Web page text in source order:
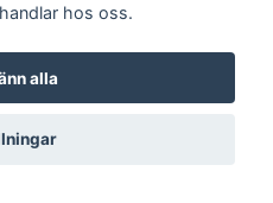
hos oss.
alla